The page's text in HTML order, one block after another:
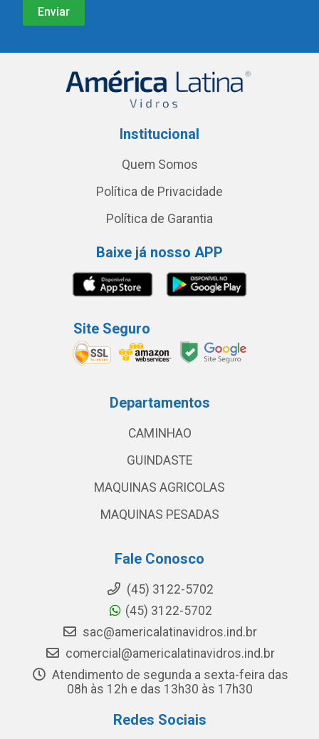
Institucional
Quem Somos
Política de Privacidade
Política de Garantia
Baixe já nosso APP
Site Seguro
Departamentos
CAMINHAO
GUINDASTE
MAQUINAS AGRICOLAS
MAQUINAS PESADAS
Fale Conosco
(45) 3122-5702
(45) 3122-5702
sac@americalatinavidros.ind.br
comercial@americalatinavidros.ind.br
Atendimento de segunda a sexta-feira das
08h às 12h e das 13h30 às 17h30
Redes Sociais